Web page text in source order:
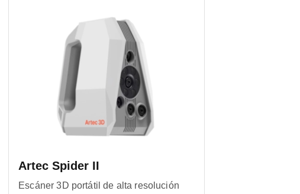
Artec Spider II
Escáner 3D portátil de alta resolución